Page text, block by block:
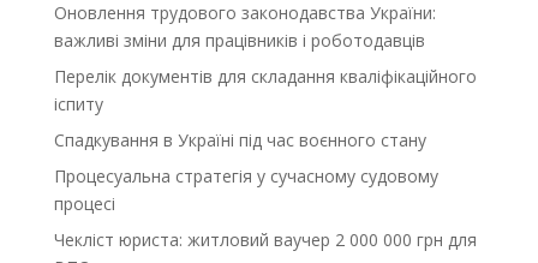
Оновлення трудового законодавства України:
важливі зміни для працівників і роботодавців
Перелік документів для складання кваліфікаційного
іспиту
Спадкування в Україні під час воєнного стану
Процесуальна стратегія у сучасному судовому
процесі
Чекліст юриста: житловий ваучер 2 000 000 грн для